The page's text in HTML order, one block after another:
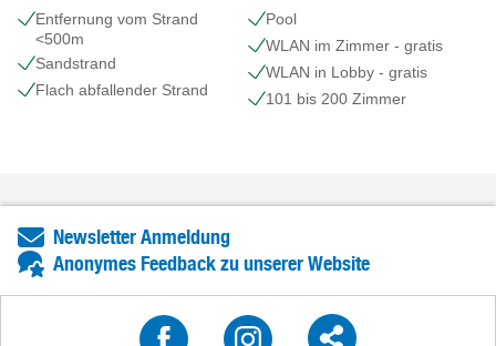
Entfernung vom Strand
<500m
Sandstrand
Flach abfallender Strand
Pool
WLAN im Zimmer - gratis
WLAN in Lobby - gratis
101 bis 200 Zimmer
Newsletter Anmeldung
Anonymes Feedback zu unserer Website